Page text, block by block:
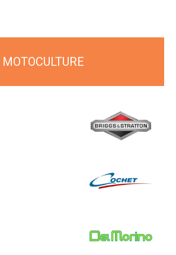
MOTOCULTURE